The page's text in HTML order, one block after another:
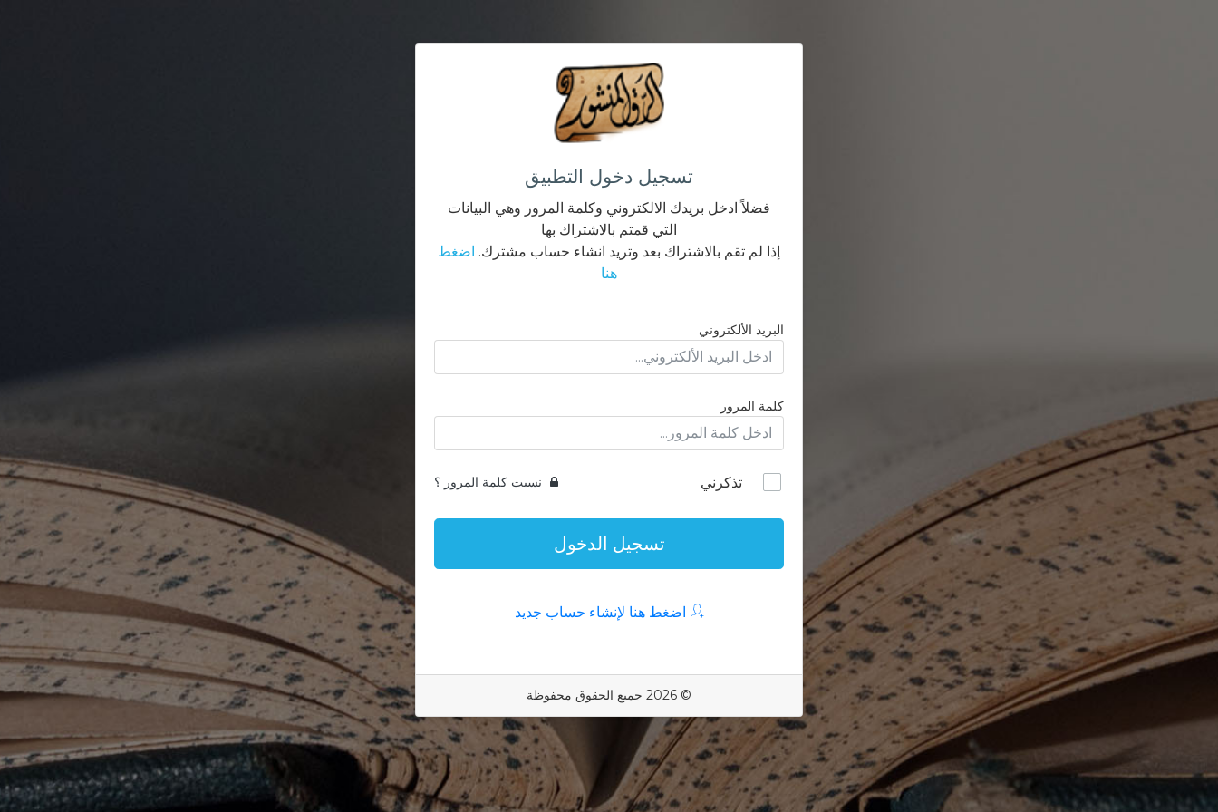
تسجيل دخول التطبيق
فضلاً ادخل بريدك الالكتروني وكلمة المرور وهي البيانات
التي قمتم بالاشتراك بها
إذا لم تقم بالاشتراك بعد وتريد انشاء حساب مشترك. اضغط
هنا
البريد الألكتروني
كلمة المرور
تذكرني نسيت كلمة المرور ؟
تسجيل الدخول
اضغط هنا لإنشاء حساب جديد
© 2026 جميع الحقوق محفوظة